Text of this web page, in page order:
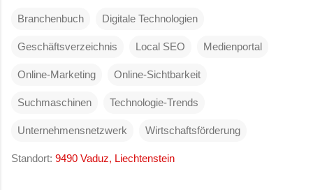
Branchenbuch Digitale Technologien
Geschäftsverzeichnis Local SEO Medienportal
Online-Marketing Online-Sichtbarkeit
Suchmaschinen Technologie-Trends
Unternehmensnetzwerk Wirtschaftsförderung
Standort: 9490 Vaduz, Liechtenstein